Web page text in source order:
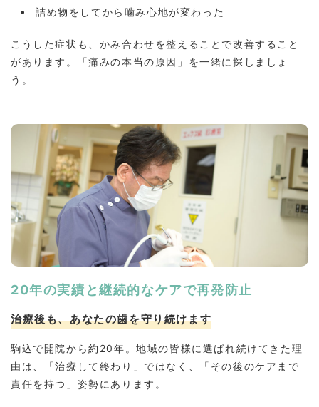
詰め物をしてから噛み心地が変わった
こうした症状も、かみ合わせを整えることで改善すること
があります。「痛みの本当の原因」を一緒に探しましょ
う。
20年の実績と継続的なケアで再発防止
治療後も、あなたの歯を守り続けます
駒込で開院から約20年。地域の皆様に選ばれ続けてきた理
由は、「治療して終わり」ではなく、「その後のケアまで
責任を持つ」姿勢にあります。